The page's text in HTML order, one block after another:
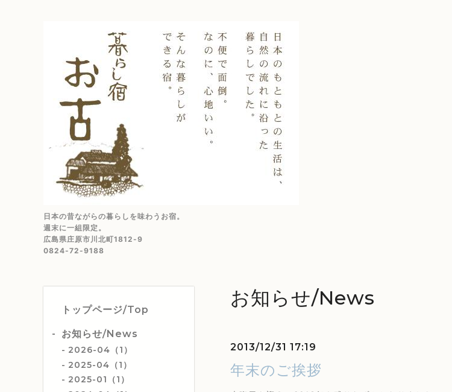
日本の昔ながらの暮らしを味わうお宿。
週末に一組限定。
広島県庄原市川北町1812-9
0824-72-9188
トップページ/Top
お知らせ/News
2026-04（1）
2025-04（1）
2025-01（1）
お知らせ/News
2013/12/31 17:19
年末のご挨拶